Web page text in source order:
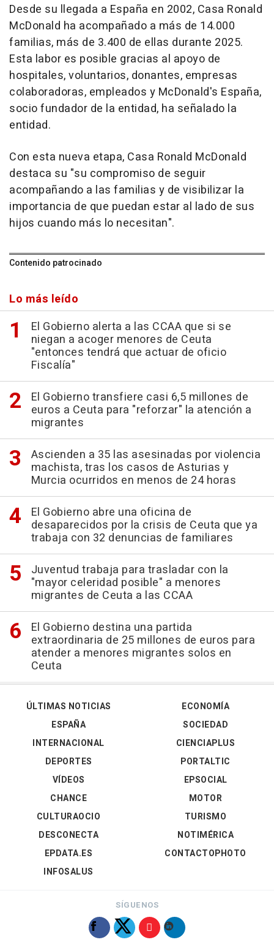
Desde su llegada a España en 2002, Casa Ronald
McDonald ha acompañado a más de 14.000
familias, más de 3.400 de ellas durante 2025.
Esta labor es posible gracias al apoyo de
hospitales, voluntarios, donantes, empresas
colaboradoras, empleados y McDonald's España,
socio fundador de la entidad, ha señalado la
entidad.
Con esta nueva etapa, Casa Ronald McDonald
destaca su "su compromiso de seguir
acompañando a las familias y de visibilizar la
importancia de que puedan estar al lado de sus
hijos cuando más lo necesitan".
Contenido patrocinado
Lo más leído
El Gobierno alerta a las CCAA que si se
niegan a acoger menores de Ceuta
"entonces tendrá que actuar de oficio
Fiscalía"
El Gobierno transfiere casi 6,5 millones de
euros a Ceuta para "reforzar" la atención a
migrantes
Ascienden a 35 las asesinadas por violencia
machista, tras los casos de Asturias y
Murcia ocurridos en menos de 24 horas
El Gobierno abre una oficina de
desaparecidos por la crisis de Ceuta que ya
trabaja con 32 denuncias de familiares
Juventud trabaja para trasladar con la
"mayor celeridad posible" a menores
migrantes de Ceuta a las CCAA
El Gobierno destina una partida
extraordinaria de 25 millones de euros para
atender a menores migrantes solos en
Ceuta
ÚLTIMAS NOTICIAS
ESPAÑA
INTERNACIONAL
DEPORTES
VÍDEOS
ECONOMÍA
SOCIEDAD
CIENCIAPLUS
PORTALTIC
EPSOCIAL
CHANCE
CULTURAOCIO
DESCONECTA
EPDATA.ES
INFOSALUS
MOTOR
TURISMO
NOTIMÉRICA
CONTACTOPHOTO
SÍGUENOS